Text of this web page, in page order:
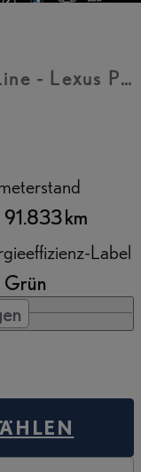
- Lexus
91.833 km
Label
Grün